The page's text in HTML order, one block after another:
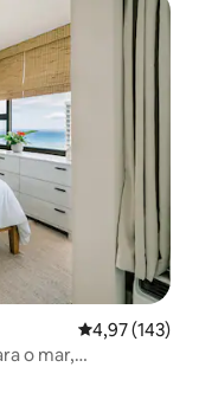
Classificação
4,97 (143)
o mar,